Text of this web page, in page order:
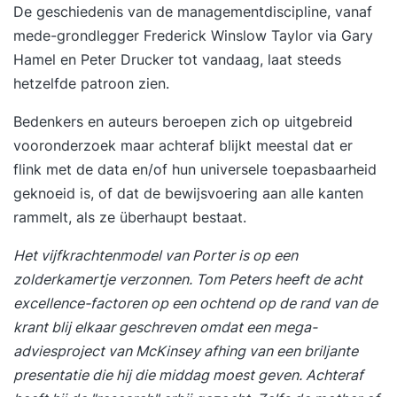
effectiviteitstechnieken en leiderschapsprincipes
gecombineerd. Je leert niet alleen je tijd te
managen, maar vooral het managen van jezelf.
Voordelen van deze tweedaagse opzet: Inzicht in
je persoonlijke gedragspatronen en tijdverbruik.
Meer focus op wat echt belangrijk is. Praktische
tools voor directe toepassing in je werk.
Resultaat Na deze training weet je hoe je een
optimaal productiviteitsritme creëert. Je hebt
werkt met meer impact en minder stress. Ook
weet je bewust te communiceren tijdens kritieke
momenten en vergroot je invloed in uitdagende
situaties. Je boekt zichtbaar betere resultaten en
ervaart meer energie en voldoening in je werk.
Programma Dag 1 09:30 uur Start training Wat
De geschiedenis van de managementdiscipline, vanaf
mede-grondlegger Frederick Winslow Taylor via Gary
Hamel en Peter Drucker tot vandaag, laat steeds
hetzelfde patroon zien.
Bedenkers en auteurs beroepen zich op uitgebreid
vooronderzoek maar achteraf blijkt meestal dat er
flink met de data en/of hun universele toepasbaarheid
geknoeid is, of dat de bewijsvoering aan alle kanten
rammelt, als ze überhaupt bestaat.
Het vijfkrachtenmodel van Porter is op een
zolderkamertje verzonnen. Tom Peters heeft de acht
excellence-factoren op een ochtend op de rand van de
krant blij elkaar geschreven omdat een mega-
adviesproject van McKinsey afhing van een briljante
presentatie die hij die middag moest geven. Achteraf